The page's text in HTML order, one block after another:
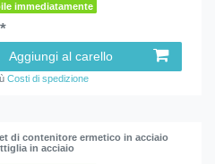
immediatamente
Aggiungi al carello
Costi di spedizione
di contenitore ermetico in acciaio
in acciaio